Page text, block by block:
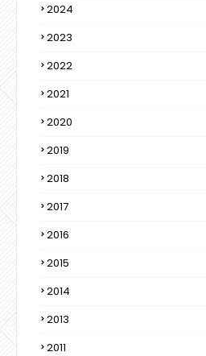
2024
2023
2022
2021
2020
2019
2018
2017
2016
2015
2014
2013
2011